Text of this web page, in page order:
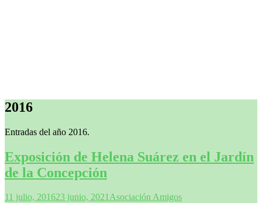
2016
Entradas del año 2016.
Exposición de Helena Suárez en el Jardín
de la Concepción
11 julio, 201623 junio, 2021Asociación Amigos